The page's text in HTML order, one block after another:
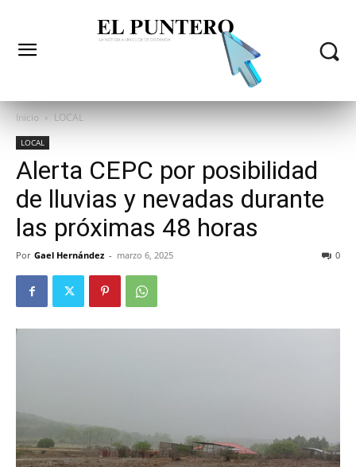
Inicio LOCAL
LOCAL
Alerta CEPC por posibilidad
de lluvias y nevadas durante
las próximas 48 horas
Por Gael Hernández - marzo 6, 2025 0